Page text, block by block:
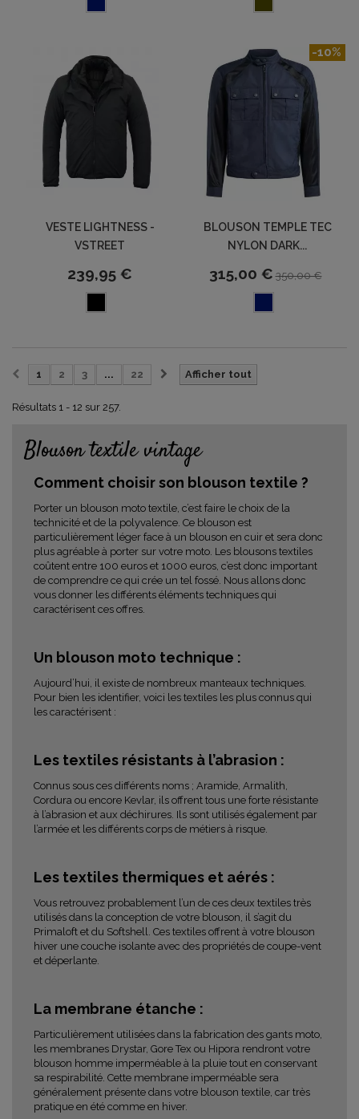
VESTE LIGHTNESS -
VSTREET
239,95 €
BLOUSON TEMPLE TEC
NYLON DARK...
315,00 € 350,00 €
-10%
Afficher tout
1 2 3 ... 22
Résultats 1 - 12 sur 257.
Blouson textile vintage
Comment choisir son blouson textile ?
Porter un blouson moto textile, c’est faire le choix de la
technicité et de la polyvalence. Ce blouson est
particulièrement léger face à un blouson en cuir et sera donc
plus agréable à porter sur votre moto. Les blousons textiles
coûtent entre 100 euros et 1000 euros, c’est donc important
de comprendre ce qui crée un tel fossé. Nous allons donc
vous donner les différents éléments techniques qui
caractérisent ces offres.
Un blouson moto technique :
Aujourd’hui, il existe de nombreux manteaux techniques.
Pour bien les identifier, voici les textiles les plus connus qui
les caractérisent :
Les textiles résistants à l’abrasion :
Connus sous ces différents noms ; Aramide, Armalith,
Cordura ou encore Kevlar, ils offrent tous une forte résistante
à l’abrasion et aux déchirures. Ils sont utilisés également par
l’armée et les différents corps de métiers à risque.
Les textiles thermiques et aérés :
Vous retrouvez probablement l’un de ces deux textiles très
utilisés dans la conception de votre blouson, il s’agit du
Primaloft et du Softshell. Ces textiles offrent à votre blouson
hiver une couche isolante avec des propriétés de coupe-vent
et déperlante.
La membrane étanche :
Particulièrement utilisées dans la fabrication des gants moto,
les membranes Drystar, Gore Tex ou Hipora rendront votre
blouson homme imperméable à la pluie tout en conservant
sa respirabilité. Cette membrane imperméable sera
généralement présente dans votre blouson textile, car très
pratique en été comme en hiver.